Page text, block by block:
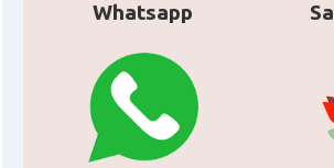
CAMON
CAMON Catalans a
Whatsapp